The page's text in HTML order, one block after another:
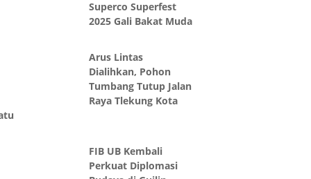
Superco Superfest
2025 Gali Bakat Muda
Arus Lintas
Dialihkan, Pohon
Tumbang Tutup Jalan
Raya Tlekung Kota
FIB UB Kembali
Perkuat Diplomasi